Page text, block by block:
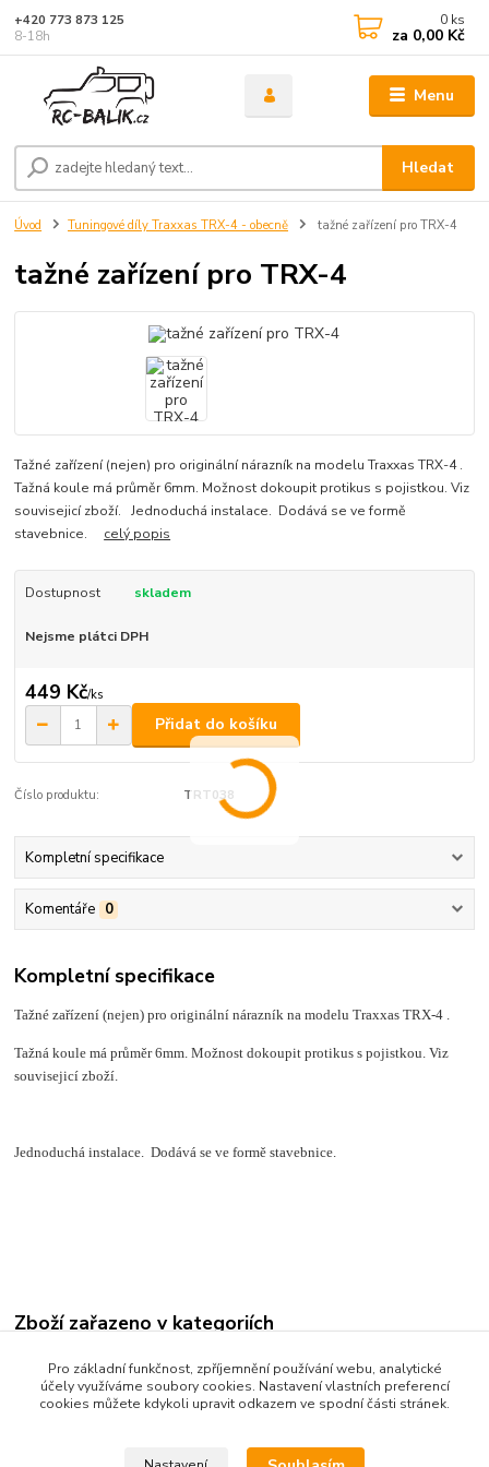
Menu
Hledat
+420 773 873 125
8-18h
0 ks
za 0,00 Kč
Úvod Tuningové díly Traxxas TRX-4 - obecně tažné zařízení pro TRX-4
tažné zařízení pro TRX-4
Tažné zařízení (nejen) pro originální nárazník na modelu Traxxas TRX-4 .
Tažná koule má průměr 6mm. Možnost dokoupit protikus s pojistkou. Viz
souvisejicí zboží. Jednoduchá instalace. Dodává se ve formě
stavebnice. celý popis
Dostupnost skladem
Nejsme plátci DPH
449 Kč/ks
Přidat do košíku
Číslo produktu: TRT038
Kompletní specifikace
Komentáře 0
Kompletní specifikace
Tažné zařízení (nejen) pro originální nárazník na modelu Traxxas TRX-4 .
Tažná koule má průměr 6mm. Možnost dokoupit protikus s pojistkou. Viz
souvisejicí zboží.
Jednoduchá instalace. Dodává se ve formě stavebnice.
Zboží zařazeno v kategoriích
Tuningové díly Traxxas TRX-4 - obecně
Scale doplňky
Pro základní funkčnost, zpříjemnění používání webu, analytické
účely využíváme soubory cookies. Nastavení vlastních preferencí
cookies můžete kdykoli upravit odkazem ve spodní části stránek.